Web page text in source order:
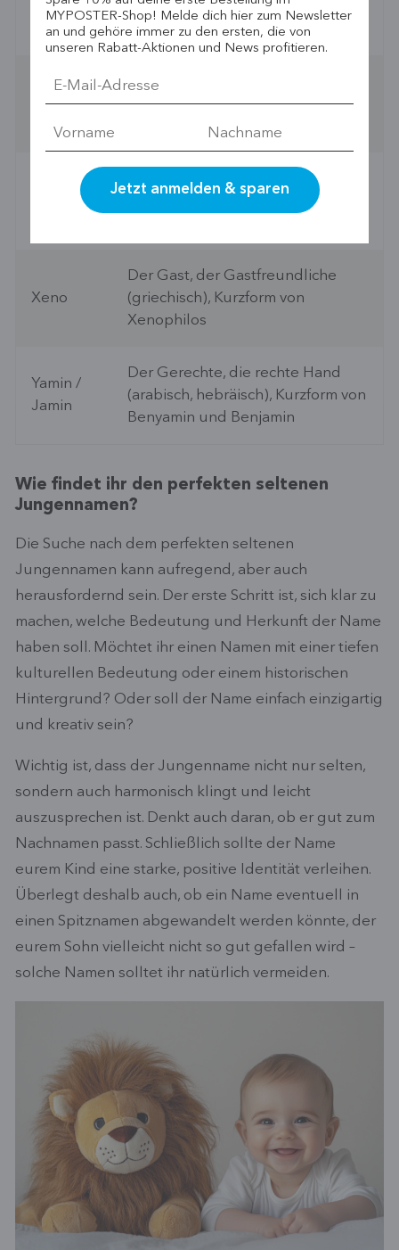
Vicco
Der Sieger (lateinisch), Variante
von Victor
Waldo
Der Herrscher (althochdeutsch),
Variante von Waldemar und
Wellem /
Der willensstarke Beschützer
(niederdeutsch, niederländisch),
Xeno
Der Gast, der Gastfreundliche
(griechisch), Kurzform von
Xenophilos
Yamin /
Jamin
Der Gerechte, die rechte Hand
(arabisch, hebräisch), Kurzform von
Benyamin und Benjamin
Wie findet ihr den perfekten seltenen
Jungennamen?
Die Suche nach dem perfekten seltenen
Jungennamen kann aufregend, aber auch
herausfordernd sein. Der erste Schritt ist, sich klar zu
machen, welche Bedeutung und Herkunft der Name
haben soll. Möchtet ihr einen Namen mit einer tiefen
kulturellen Bedeutung oder einem historischen
Hintergrund? Oder soll der Name einfach einzigartig
und kreativ sein?
Wichtig ist, dass der Jungenname nicht nur selten,
sondern auch harmonisch klingt und leicht
auszusprechen ist. Denkt auch daran, ob er gut zum
Nachnamen passt. Schließlich sollte der Name
eurem Kind eine starke, positive Identität verleihen.
Überlegt deshalb auch, ob ein Name eventuell in
einen Spitznamen abgewandelt werden könnte, der
eurem Sohn vielleicht nicht so gut gefallen wird –
solche Namen solltet ihr natürlich vermeiden.
MYPOSTER-Shop! Melde dich hier zum Newsletter
an und gehöre immer zu den ersten, die von
unseren Rabatt-Aktionen und News profitieren.